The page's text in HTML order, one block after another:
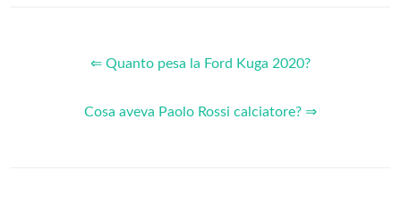
⇐ Quanto pesa la Ford Kuga 2020?
Cosa aveva Paolo Rossi calciatore? ⇒